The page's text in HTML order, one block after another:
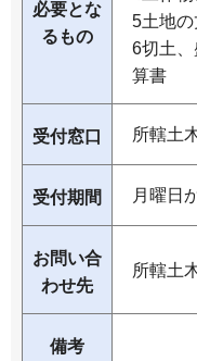
必要とな
るもの
5土地の
6切土
算書
受付窓口 所轄土
受付期間 月曜日
お問い合
わせ先
所轄土
備考